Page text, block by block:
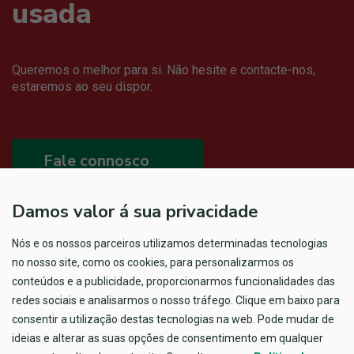
usada
Queremos o melhor para si. Não hesite e contacte-nos,
estaremos ao seu dispor.
Fale connosco
Damos valor á sua privacidade
Nós e os nossos parceiros utilizamos determinadas tecnologias
no nosso site, como os cookies, para personalizarmos os
conteúdos e a publicidade, proporcionarmos funcionalidades das
redes sociais e analisarmos o nosso tráfego. Clique em baixo para
consentir a utilização destas tecnologias na web. Pode mudar de
ideias e alterar as suas opções de consentimento em qualquer